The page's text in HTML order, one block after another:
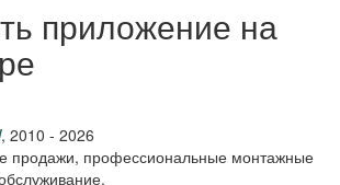
приложение на
, 2010 - 2026
продажи, профессиональные монтажные